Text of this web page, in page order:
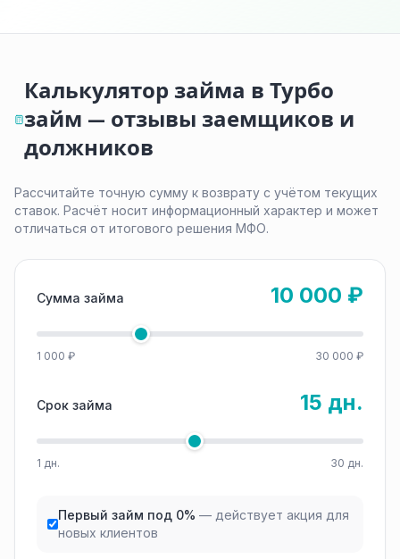
Калькулятор займа в Турбо
займ — отзывы заемщиков и
должников
Рассчитайте точную сумму к возврату с учётом текущих
ставок. Расчёт носит информационный характер и может
отличаться от итогового решения МФО.
Сумма займа 10 000 ₽
1 000 ₽ 30 000 ₽
Срок займа 15 дн.
1 дн. 30 дн.
Первый займ под 0% — действует акция для
новых клиентов